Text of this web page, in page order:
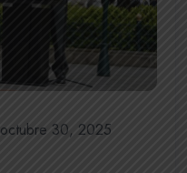
octubre 30, 2025